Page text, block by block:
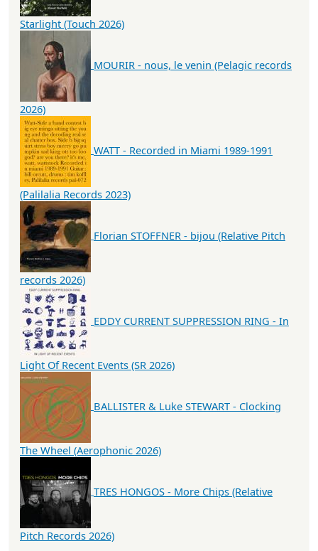
Starlight (Touch 2026)
MOURIR - nous, le venin (Pelagic records
2026)
WATT - Recorded in Miami 1989-1991
(Palilalia Records 2023)
Florian STOFFNER - bijou (Relative Pitch
records 2026)
EDDY CURRENT SUPPRESSION RING - In
Light Of Recent Events (SR 2026)
BALLISTER & Luke STEWART - Clocking
The Wheel (Aerophonic 2026)
TRES HONGOS - More Chips (Relative
Pitch Records 2026)